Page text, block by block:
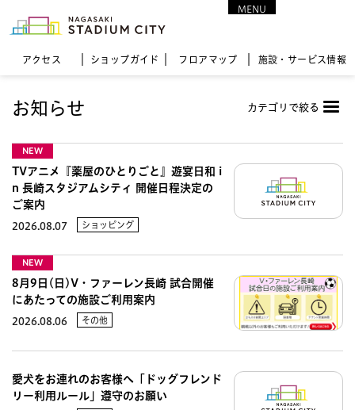
アクセス ショップガイド フロア マップ 施設・サービス情報
MENU
お知らせ カテゴリで絞る
NEW
TVアニメ『薬屋のひとりごと』遊宴日和 i
n 長崎スタジアムシティ 開催日程決定の
ご案内
2026.08.07 ショッピング
NEW
8月9日(日)V・ファーレン長崎 試合開催
にあたっての施設ご利用案内
2026.08.06 その他
愛犬をお連れのお客様へ「ドッグフレンド
リー利用ルール」遵守のお願い